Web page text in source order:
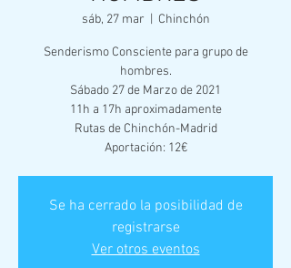
sáb, 27 mar Chinchón
Senderismo Consciente para grupo de
hombres.
Sábado 27 de Marzo de 2021
11h a 17h aproximadamente
Rutas de Chinchón-Madrid
Aportación: 12€
Se ha cerrado la posibilidad de
registrarse
Ver otros eventos